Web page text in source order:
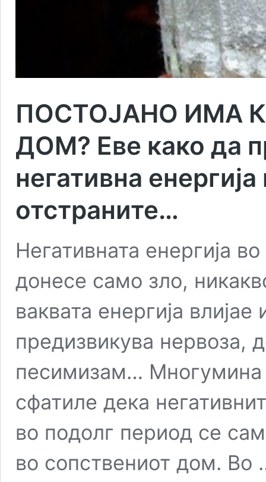
ПОСТОЈАНО ИМА
ДОМ? Еве како да
негативна енергија
отстраните…
Негативната енергија
донесе само зло,
ваквата енергија
предизвикува нервоза,
песимизам… Многумина
сфатиле дека
во подолг период се
во сопствениот дом.